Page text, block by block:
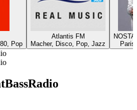
Pop
Atlantis FM
Macher, Disco, Pop, Jazz